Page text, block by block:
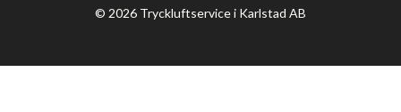
© 2026 Tryckluftservice i Karlstad AB